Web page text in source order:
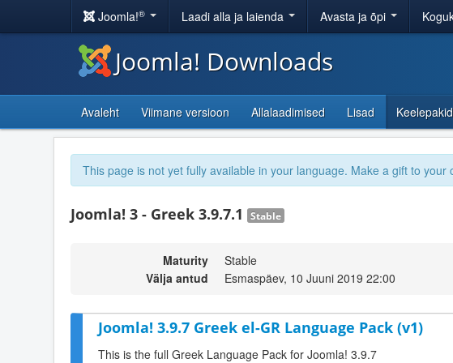
Joomla!® Laadi alla ja laienda Avasta ja õpi
Joomla! Downloads
Avaleht Viimane versioon Allalaadimised Lisad Keelepakid
This page is not yet fully available in your language. Make a gift to your
Joomla! 3 - Greek 3.9.7.1 Stable
Maturity
Stable
Välja antud
Esmaspäev, 10 Juuni 2019 22:00
Joomla! 3.9.7 Greek el-GR Language Pack (v1)
This is the full Greek Language Pack for Joomla! 3.9.7